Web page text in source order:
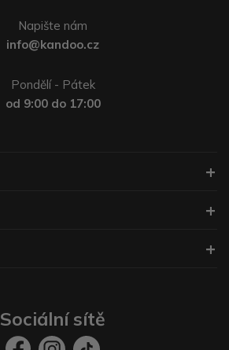
Napište nám
info@kandoo.cz
Pondělí - Pátek
od 9:00 do 17:00
Sociální sítě